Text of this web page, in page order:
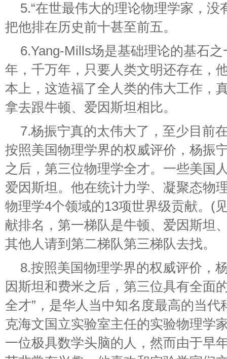
5.“在世最伟大的理论物理学家，没
把他排在历史前十甚至前五。
6.Yang-Mills场是基础理论的基石
年，千万年，只要人类文明还存在，
本上，这造福了全人类的伟大工作，
拿去跟牛顿、爱因斯坦相比。
7.杨振宁真的太伟大了，至少目前
按照美国物理学界的权威评价，杨振
之后，第三位物理学全才。一些美国
爱因斯坦。他在统计力学、凝聚态物
物理学4个领域的13项世界级贡献。(
献排名，第一梯队是牛顿、爱因斯坦
其他人请到第二梯队第三梯队去找。
8.按照美国物理学界的权威评价，
因斯坦和费米之后，第三位具有全面
全才”，是华人当中知名度最高的当
克海文国立实验室主任的实验物理学
一位极具数学头脑的人，然而由于早